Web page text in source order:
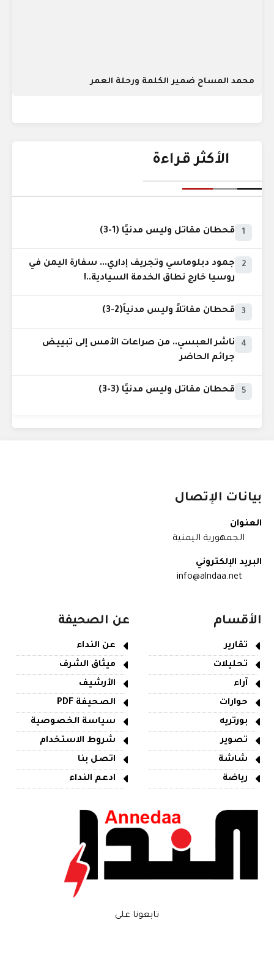
محمد المساح ضمير الكلمة ورحلة العمر
الأكثر قراءة
1 قحطان مقاتل وليس مدنيًا (1-3)
2
جمود دبلوماسي وتجريف إداري... سفارة اليمن في
روسيا خارج نطاق الخدمة السيادية..!
3 قحطان مقاتلاً وليس مدنياً(2-3)
4
ناشر العبسي.. من صراعات الأمس إلى تبييض
جرائم الحاضر
5 قحطان مقاتل وليس مدنيًا (3-3)
بيانات الإتصال
العنوان
الجمهورية اليمنية
البريد الإلكتروني
info@alndaa.net
الأقسام
تقارير
تحليلات
آراء
حوارات
بورتريه
تصوير
شاشة
رياضة
عن الصحيفة
عن النداء
ميثاق الشرف
الأرشيف
الصحيفة PDF
سياسة الخصوصية
شروط الاستخدام
اتصل بنا
ادعم النداء
تابعونا على